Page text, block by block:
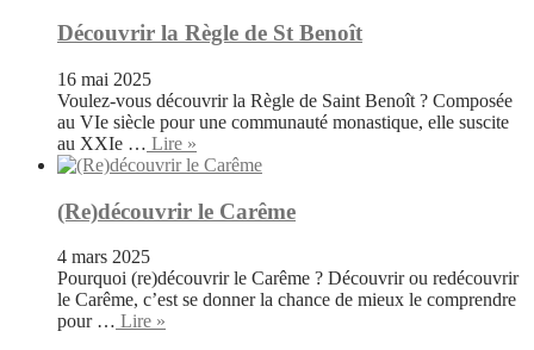
Découvrir la Règle de St Benoît
16 mai 2025
Voulez-vous découvrir la Règle de Saint Benoît ? Composée
au VIe siècle pour une communauté monastique, elle suscite
au XXIe … Lire »
(Re)découvrir le Carême
4 mars 2025
Pourquoi (re)découvrir le Carême ? Découvrir ou redécouvrir
le Carême, c’est se donner la chance de mieux le comprendre
pour … Lire »